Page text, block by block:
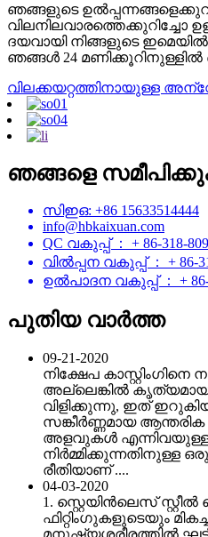
ഞങ്ങളുടെ
ദയവായി നിങ്ങളുടെ
ഞങ്ങൾ‌ 24 മണിക്കൂറിനുള്ളിൽ‌
വിലക്കയറ്റത്തിനായുള്ള
ഞങ്ങളെ
സിഇഒ: +86 15633514444
info@hbkaixuan.com
QC വകുപ്പ് ： + 86-318-
വിൽപ്പന വകുപ്പ് ： + 86-
ഉൽ‌പാദന വകുപ്പ് ： + 86-
പുതിയ വാർത്ത
09-21-2020
നിക്ഷേപ കാസ്റ്റിംഗിനെ
അല്ലെങ്കിൽ കൃത്യമായ
വിളിക്കുന്നു, ഇത്
സങ്കീർണ്ണമായ
അളവുകൾ എന്നിവയുള്ള
നിർമ്മിക്കുന്നതിനുള്ള
രീതിയാണ് ....
04-03-2020
1. സ്റ്റെയിൻ‌ലെസ് സ്റ്റീൽ
ഫിറ്റിംഗുകളുടെയും